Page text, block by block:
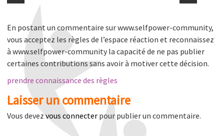
En postant un commentaire sur www.selfpower-community,
vous acceptez les règles de l’espace réaction et reconnaissez
à www.selfpower-community la capacité de ne pas publier
certaines contributions sans avoir à motiver cette décision.
prendre connaissance des règles
Laisser un commentaire
Vous devezvous connecter pour publier un commentaire.